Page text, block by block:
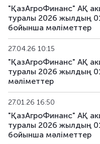
KAFIpp4
KAFIpp5
KAFIpp6
KAFIpp7
KAFIpp8
KAFIpp9
"ҚазАгроФинанс" АҚ
туралы 2026 жылдың
бойынша мәліметтер
27.04.26 10:15
"ҚазАгроФинанс" АҚ
туралы 2026 жылдың
мәліметтер
27.01.26 16:50
"ҚазАгроФинанс" АҚ
туралы 2026 жылдың
бойынша мәліметтер